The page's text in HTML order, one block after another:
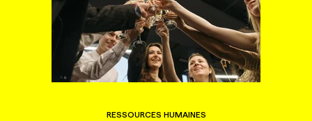
RESSOURCES HUMAINES